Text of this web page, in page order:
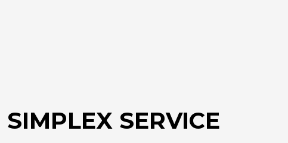
SIMPLEX SERVICE